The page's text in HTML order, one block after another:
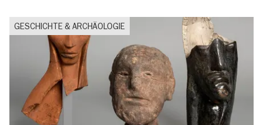
GESCHICHTE & ARCHÄOLOGIE